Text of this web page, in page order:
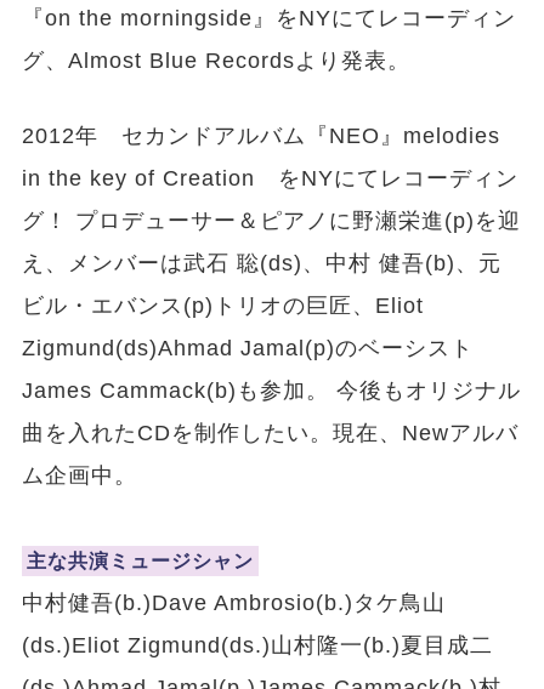
『on the morningside』をNYにてレコーディン
グ、Almost Blue Recordsより発表。
2012年 セカンドアルバム『NEO』melodies
in the key of Creation をNYにてレコーディン
グ！ プロデューサー＆ピアノに野瀬栄進(p)を迎
え、メンバーは武石 聡(ds)、中村 健吾(b)、元
ビル・エバンス(p)トリオの巨匠、Eliot
Zigmund(ds)Ahmad Jamal(p)のベーシスト
James Cammack(b)も参加。 今後もオリジナル
曲を入れたCDを制作したい。現在、Newアルバ
ム企画中。
主な共演ミュージシャン
中村健吾(b.)Dave Ambrosio(b.)タケ鳥山
(ds.)Eliot Zigmund(ds.)山村隆一(b.)夏目成二